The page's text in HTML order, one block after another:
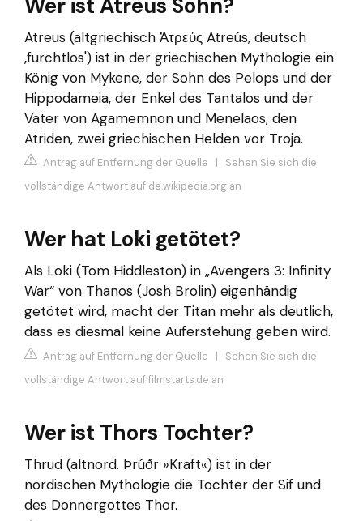
Atreus (altgriechisch Ἀτρεύς Atreús, deutsch
‚furchtlos') ist in der griechischen Mythologie ein
König von Mykene, der Sohn des Pelops und der
Hippodameia, der Enkel des Tantalos und der
Vater von Agamemnon und Menelaos, den
Atriden, zwei griechischen Helden vor Troja.
Antrag auf Entfernung der Quelle | Sehen Sie sich die
vollständige Antwort auf de.wikipedia.org an
Wer hat Loki getötet?
Als Loki (Tom Hiddleston) in „Avengers 3: Infinity
War“ von Thanos (Josh Brolin) eigenhändig
getötet wird, macht der Titan mehr als deutlich,
dass es diesmal keine Auferstehung geben wird.
Antrag auf Entfernung der Quelle | Sehen Sie sich die
vollständige Antwort auf filmstarts.de an
Wer ist Thors Tochter?
Thrud (altnord. Þrúðr »Kraft«) ist in der
nordischen Mythologie die Tochter der Sif und
des Donnergottes Thor.